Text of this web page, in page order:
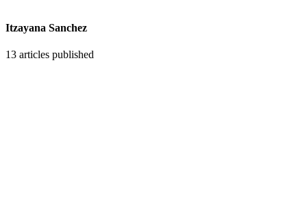
Itzayana Sanchez
13 articles published